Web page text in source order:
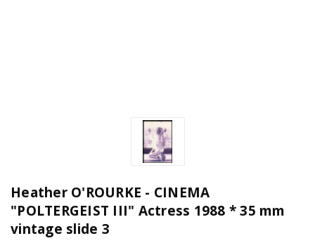
Heather O'ROURKE - CINEMA
"POLTERGEIST III" Actress 1988 * 35 mm
vintage slide 3